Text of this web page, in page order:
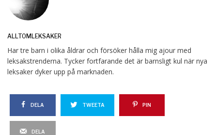
ALLTOMLEKSAKER
Har tre barn i olika åldrar och försöker hålla mig ajour med
leksakstrenderna. Tycker fortfarande det är barnsligt kul när nya
leksaker dyker upp på marknaden.
DELA TWEETA PIN
DELA